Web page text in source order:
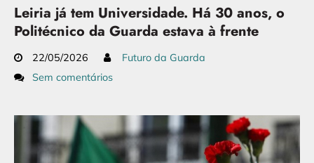
Leiria já tem Universidade. Há 30 anos, o
Politécnico da Guarda estava à frente
22/05/2026
Futuro da Guarda
Sem comentários